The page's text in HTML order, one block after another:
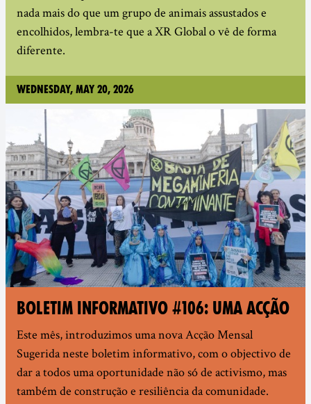
nada mais do que um grupo de animais assustados e
encolhidos, lembra-te que a XR Global o vê de forma
diferente.
Wednesday, May 20, 2026
BOLETIM INFORMATIVO #106: UMA ACÇÃO
Este mês, introduzimos uma nova Acção Mensal
Sugerida neste boletim informativo, com o objectivo de
dar a todos uma oportunidade não só de activismo, mas
também de construção e resiliência da comunidade.